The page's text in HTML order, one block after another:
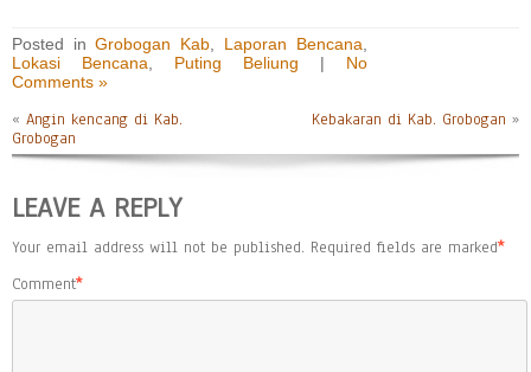
Posted inGrobogan Kab Laporan Bencana
Lokasi Bencana
Puting Beliung | No
Comments »
« Angin kencang di Kab.
Grobogan
Kebakaran di Kab. Grobogan »
LEAVE A REPLY
Your email address will not be published. Required fields are marked*
Comment*